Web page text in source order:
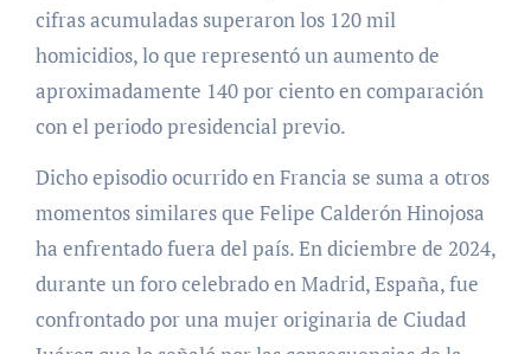
cifras acumuladas superaron los 120 mil
homicidios, lo que representó un aumento de
aproximadamente 140 por ciento en comparación
con el periodo presidencial previo.
Dicho episodio ocurrido en Francia se suma a otros
momentos similares que Felipe Calderón Hinojosa
ha enfrentado fuera del país. En diciembre de 2024,
durante un foro celebrado en Madrid, España, fue
confrontado por una mujer originaria de Ciudad